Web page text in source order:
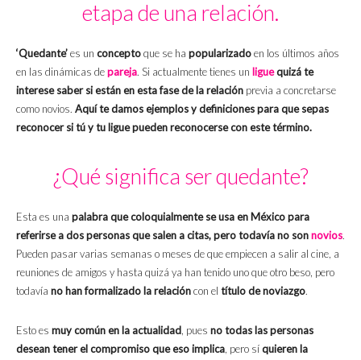
etapa de una relación.
‘Quedante’es un conceptoque se ha popularizadoen los últimos años
en las dinámicas depareja. Si actualmente tienes un liguequizá te
interese saber si están en esta fase de la relación previa a concretarse
como novios. Aquí te damos ejemplos y definiciones para que sepas
reconocer si tú y tu ligue pueden reconocerse con este término.
¿Qué significa ser quedante?
Esta es una palabra que coloquialmente se usa en México para
referirse a dos personas que salen a citas, pero todavía no sonnovios.
Pueden pasar varias semanas o meses de que empiecen a salir al cine, a
reuniones de amigos y hasta quizá ya han tenido uno que otro beso, pero
todavía no han formalizado la relacióncon el título de noviazgo.
Esto es muy común en la actualidad, pues no todas las personas
desean tener el compromiso que eso implica, pero síquieren la